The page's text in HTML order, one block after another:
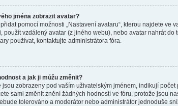
jména zobrazit avatar?
pomocí možnosti „Nastavení avataru“, kterou najdete ve
použít vzdálený avatar (z jiného webu), nebo avatar nahrát
používat, kontaktujte administrátora fóra.
a jak ji můžu změnit?
jsou zobrazeny pod vaším uživatelským jménem, indikují
sami změnit znění žádných hodností ve fóru, protože jsou
tolerováno a moderátor nebo administrátor jednoduše